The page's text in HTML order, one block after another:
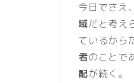
今日でさえ
域だと考え
ているから
者のことで
配が続く。